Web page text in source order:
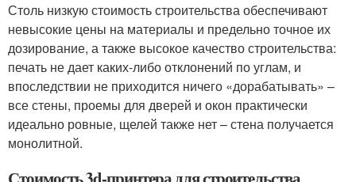
Столь низкую стоимость строительства обеспечивают
невысокие цены на материалы и предельно точное их
дозирование, а также высокое качество строительства:
печать не дает каких-либо отклонений по углам, и
впоследствии не приходится ничего «дорабатывать» –
все стены, проемы для дверей и окон практически
идеально ровные, щелей также нет – стена получается
монолитной.